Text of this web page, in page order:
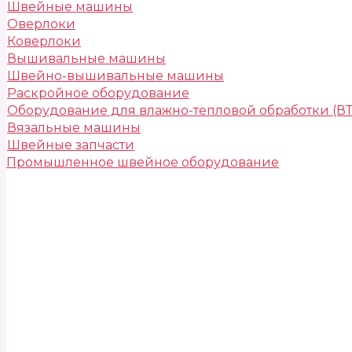
Швейные машины
Оверлоки
Коверлоки
Вышивальные машины
Швейно-вышивальные машины
Раскройное оборудование
Оборудование для влажно-тепловой обработки
Вязальные машины
Швейные запчасти
Промышленное швейное оборудование